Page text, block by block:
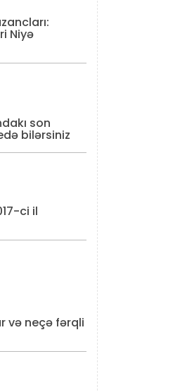
Niyə
son
bilərsiniz
ci il
və neçə fərqli